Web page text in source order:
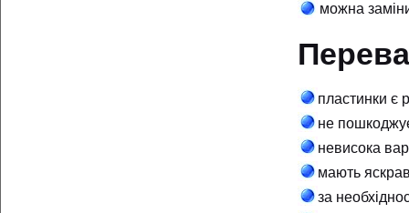
можна
пластинки є
не
невисока
мають
за